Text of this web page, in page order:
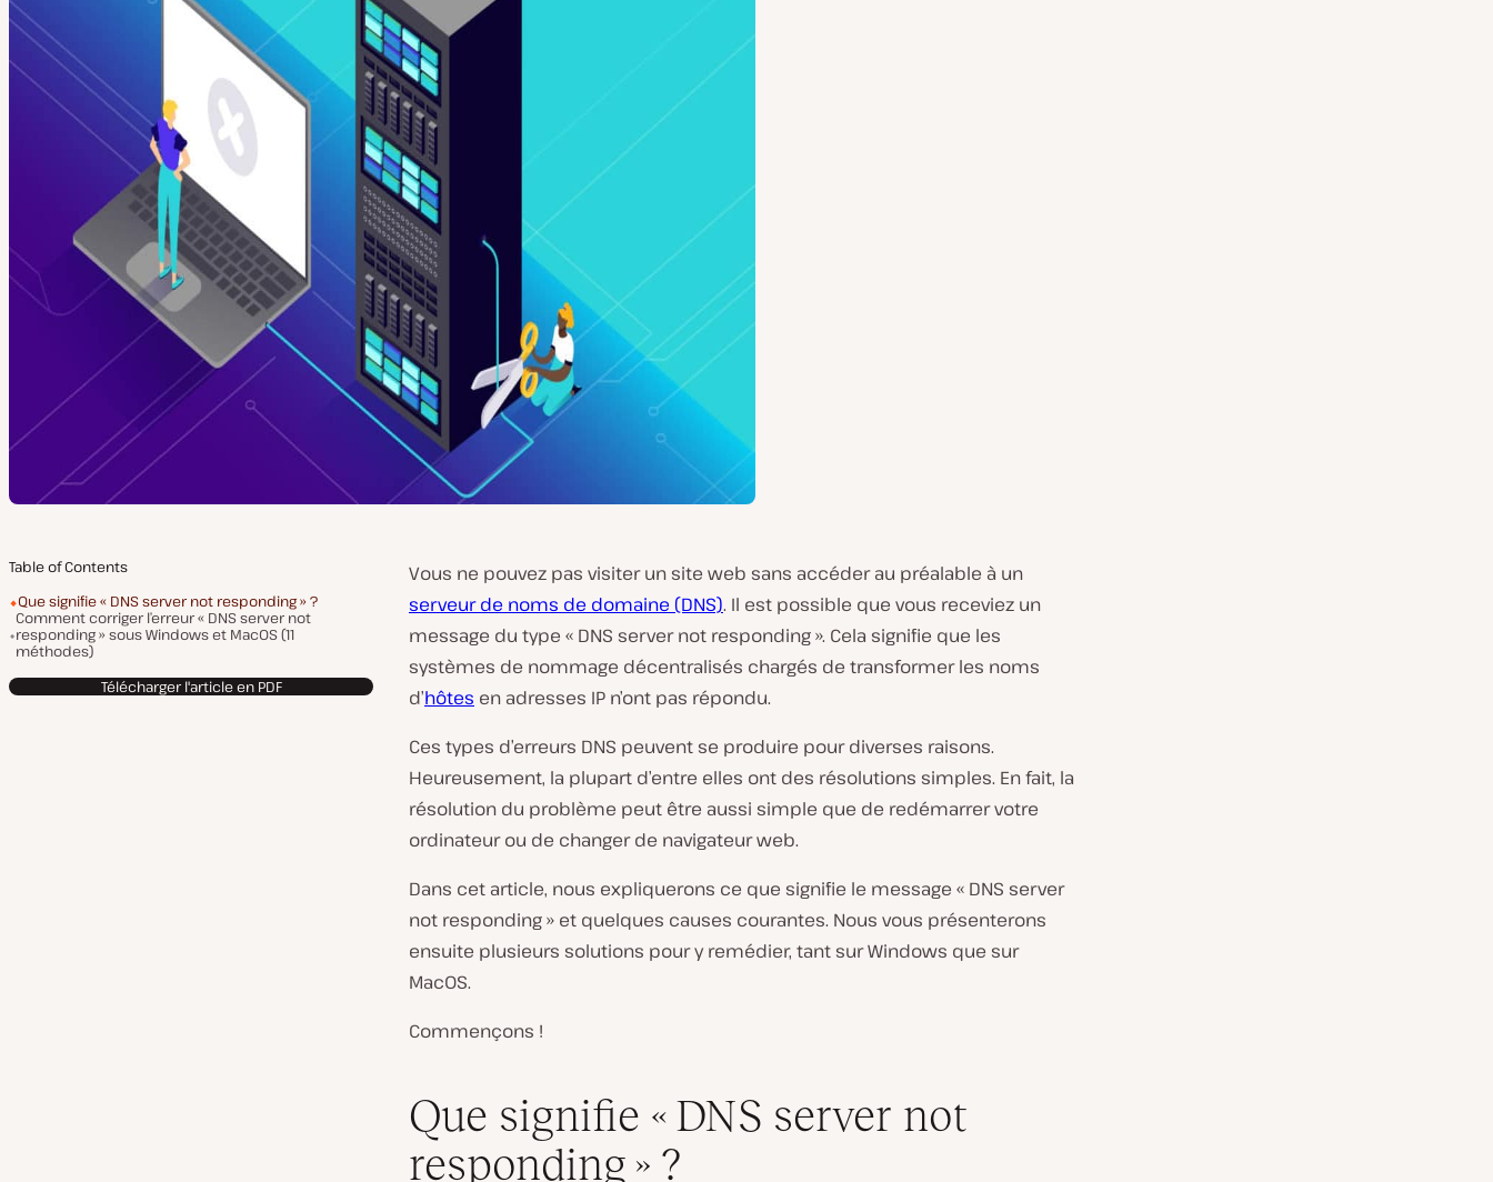
Table of Contents
Que signifie « DNS server not responding » ?
Comment corriger l’erreur « DNS server not
responding » sous Windows et MacOS (11
méthodes)
Télécharger l'article en PDF
Vous ne pouvez pas visiter un site web sans accéder au préalable à un
serveur de noms de domaine (DNS). Il est possible que vous receviez un
message du type « DNS server not responding ». Cela signifie que les
systèmes de nommage décentralisés chargés de transformer les noms
d’hôtes en adresses IP n’ont pas répondu.
Ces types d’erreurs DNS peuvent se produire pour diverses raisons.
Heureusement, la plupart d’entre elles ont des résolutions simples. En fait, la
résolution du problème peut être aussi simple que de redémarrer votre
ordinateur ou de changer de navigateur web.
Dans cet article, nous expliquerons ce que signifie le message « DNS server
not responding » et quelques causes courantes. Nous vous présenterons
ensuite plusieurs solutions pour y remédier, tant sur Windows que sur
MacOS.
Commençons !
Que signifie « DNS server not
responding » ?